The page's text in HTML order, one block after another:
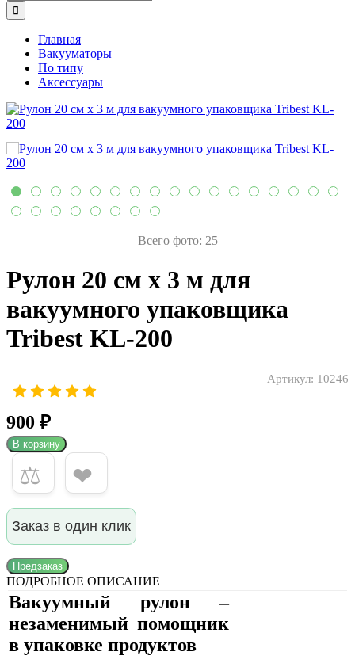
Главная
Вакууматоры
По типу
Аксессуары
Всего фото: 25
Рулон 20 см х 3 м для
вакуумного упаковщика
Tribest KL-200
Артикул: 10246
900 ₽
В корзину
⚖ ❤
Заказ в один клик
Предзаказ
ПОДРОБНОЕ ОПИСАНИЕ
Вакуумный рулон –
незаменимый помощник
в упаковке продуктов